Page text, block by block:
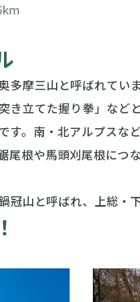
多摩三山と呼ばれてい
き立てた握り拳」など
す。南・北アルプスな
尾根や馬頭刈尾根につ
冠山と呼ばれ、上総